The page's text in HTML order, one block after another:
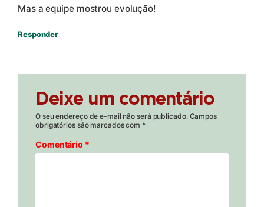
Mas a equipe mostrou evolução!
Responder
Deixe um comentário
O seu endereço de e-mail não será publicado. Campos
obrigatórios são marcados com *
Comentário *